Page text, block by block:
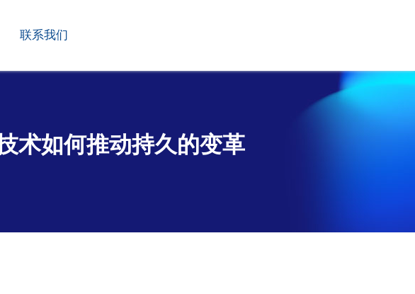
联系我们
术如何推动持久的变革